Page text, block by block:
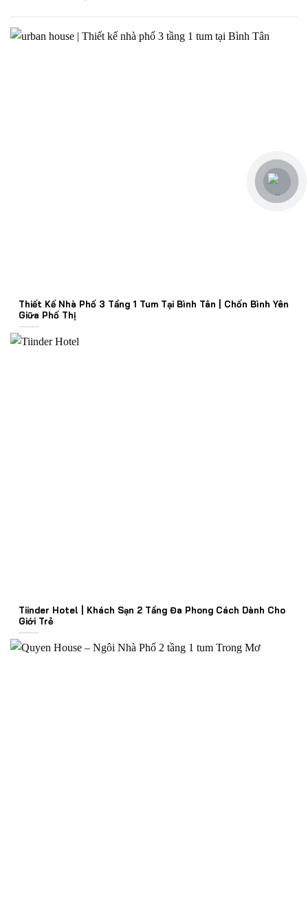
Thiết Kế Nhà Phố 3 Tầng 1 Tum Tại Bình Tân | Chốn Bình Yên
Giữa Phố Thị
Tiinder Hotel | Khách Sạn 2 Tầng Đa Phong Cách Dành Cho
Giới Trẻ